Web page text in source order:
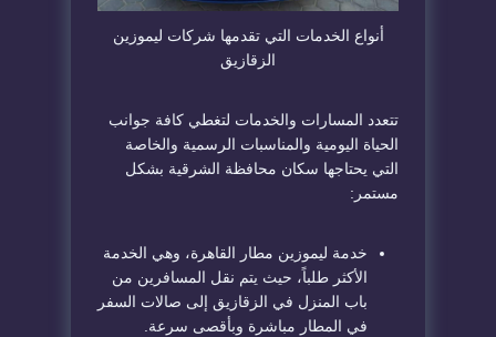
​أنواع الخدمات التي تقدمها شركات ليموزين
الزقازيق
​تتعدد المسارات والخدمات لتغطي كافة جوانب
الحياة اليومية والمناسبات الرسمية والخاصة
التي يحتاجها سكان محافظة الشرقية بشكل
مستمر:
​خدمة ليموزين مطار القاهرة، وهي الخدمة
الأكثر طلباً، حيث يتم نقل المسافرين من
باب المنزل في الزقازيق إلى صالات السفر
في المطار مباشرة وبأقصى سرعة.